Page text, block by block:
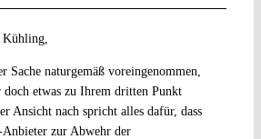
Sache naturgemäß voreingenommen,
doch etwas zu Ihrem dritten Punkt
Ansicht nach spricht alles dafür, dass
zur Abwehr der